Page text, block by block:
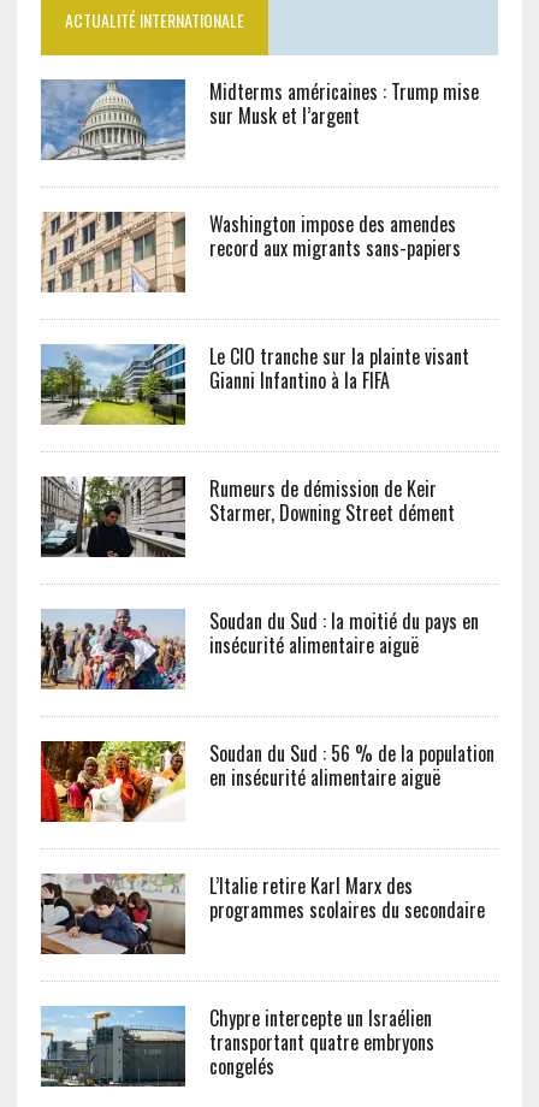
ACTUALITÉ INTERNATIONALE
Midterms américaines : Trump mise
sur Musk et l’argent
Washington impose des amendes
record aux migrants sans-papiers
Le CIO tranche sur la plainte visant
Gianni Infantino à la FIFA
Rumeurs de démission de Keir
Starmer, Downing Street dément
Soudan du Sud : la moitié du pays en
insécurité alimentaire aiguë
Soudan du Sud : 56 % de la population
en insécurité alimentaire aiguë
L’Italie retire Karl Marx des
programmes scolaires du secondaire
Chypre intercepte un Israélien
transportant quatre embryons
congelés